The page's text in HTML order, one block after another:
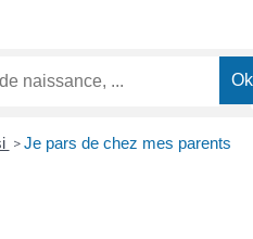
> Je pars de chez mes parents